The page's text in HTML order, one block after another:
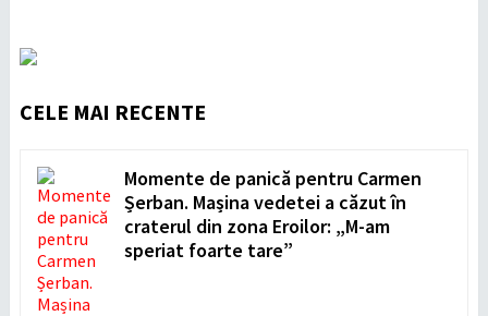
CELE MAI RECENTE
Momente de panică pentru Carmen
Șerban. Mașina vedetei a căzut în
craterul din zona Eroilor: „M-am
speriat foarte tare”